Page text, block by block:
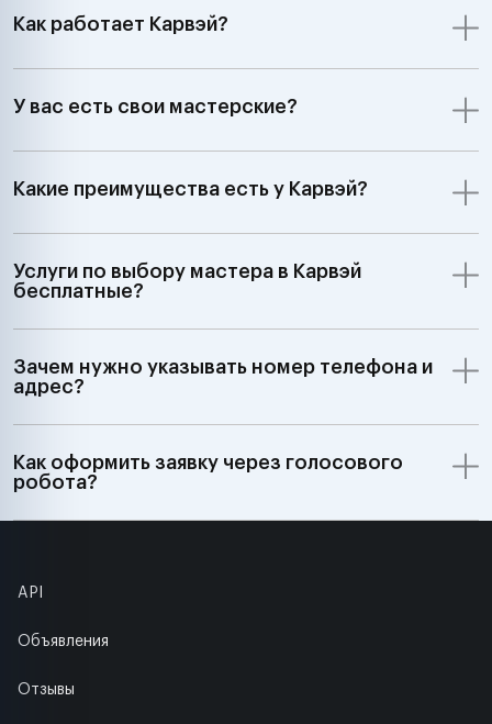
Как работает Карвэй?
У вас есть свои мастерские?
Какие преимущества есть у Карвэй?
Услуги по выбору мастера в Карвэй
бесплатные?
Зачем нужно указывать номер телефона и
адрес?
Как оформить заявку через голосового
робота?
API
Объявления
Отзывы